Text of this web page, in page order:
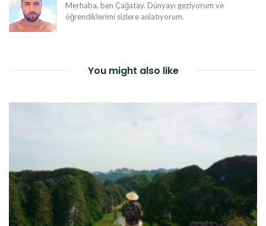
Merhaba, ben Çağatay. Dünyayı geziyorum ve
öğrendiklerimi sizlere anlatıyorum.
You might also like